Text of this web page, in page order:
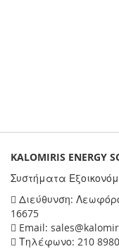
KALOMIRIS ENERGY
Συστήματα
Διεύθυνση:
16675
Email:
Τηλέφωνο: 210